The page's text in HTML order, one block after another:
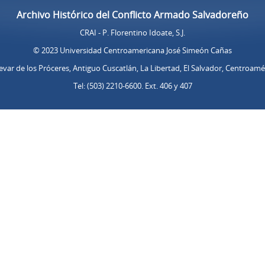
Archivo Histórico del Conflicto Armado Salvadoreño
CRAI - P. Florentino Idoate, S.J.
© 2023 Universidad Centroamericana José Simeón Cañas
de los Próceres, Antiguo Cuscatlán, La Libertad, El Salvador,
Tel: (503) 2210-6600. Ext. 406 y 407